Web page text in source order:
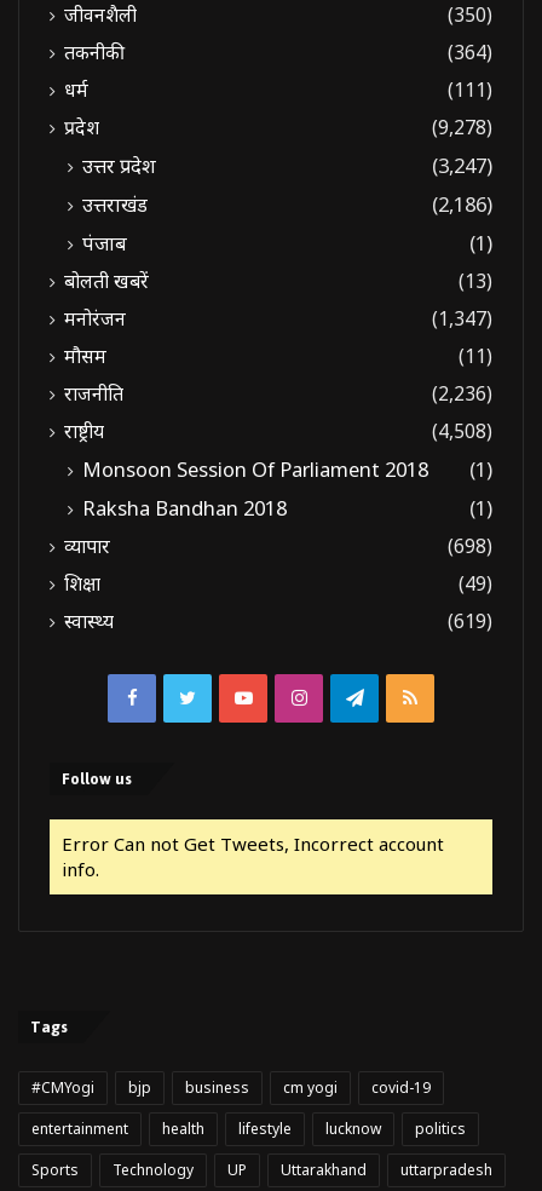
जीवनशैली
(350)
तकनीकी
(364)
धर्म
(111)
प्रदेश
(9,278)
उत्तर प्रदेश
(3,247)
उत्तराखंड
(2,186)
पंजाब
(1)
बोलती खबरें
(13)
मनोरंजन
(1,347)
मौसम
(11)
राजनीति
(2,236)
राष्ट्रीय
(4,508)
Monsoon Session Of Parliament 2018
(1)
Raksha Bandhan 2018
(1)
व्यापार
(698)
शिक्षा
(49)
स्वास्थ्य
(619)
FacebookTwitterYouTubeInstagramTelegram
RSS
Follow us
Error Can not Get Tweets, Incorrect account
info.
Tags
#CMYogi bjp business cm yogi
covid-19
entertainment
health lifestyle lucknow
politics
Sports
Technology UP Uttarakhand uttarpradesh